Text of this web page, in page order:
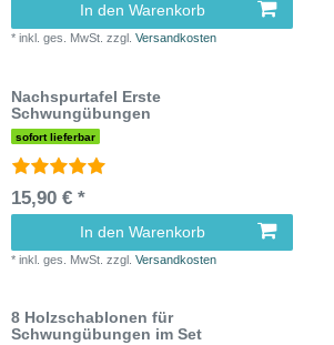
In den Warenkorb
*inkl. ges. MwSt. zzgl.Versandkosten
Nachspurtafel Erste
Schwungübungen
sofort lieferbar
15,90 € *
In den Warenkorb
*inkl. ges. MwSt. zzgl.Versandkosten
8 Holzschablonen für
Schwungübungen im Set